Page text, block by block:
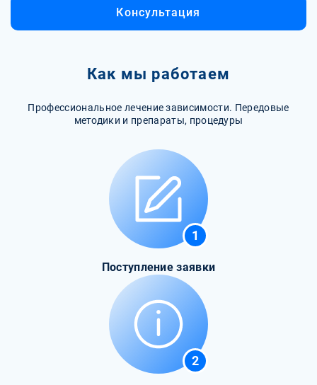
Консультация
Как мы работаем
Профессиональное лечение зависимости. Передовые
методики и препараты, процедуры
1
Поступление заявки
2